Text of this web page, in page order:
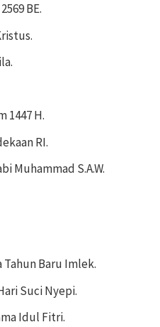
BE.
1447 H.
RI.
Muhammad S.A.W.
Tahun Baru Imlek.
Suci Nyepi.
Idul Fitri.